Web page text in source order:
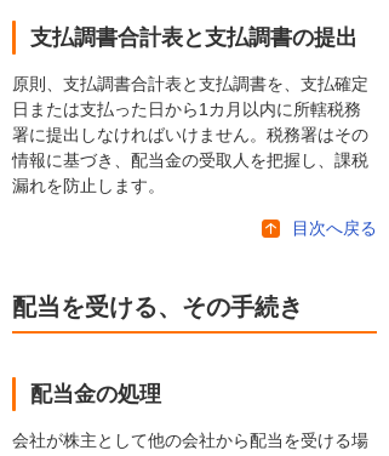
支払調書合計表と支払調書の提出
原則、支払調書合計表と支払調書を、支払確定
日または支払った日から1カ月以内に所轄税務
署に提出しなければいけません。税務署はその
情報に基づき、配当金の受取人を把握し、課税
漏れを防止します。
目次へ戻る
配当を受ける、その手続き
配当金の処理
会社が株主として他の会社から配当を受ける場